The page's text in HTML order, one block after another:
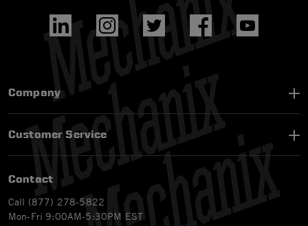
Company
Customer Service
Contact
Call (877) 278-5822
Mon-Fri 9:00AM-5:30PM EST